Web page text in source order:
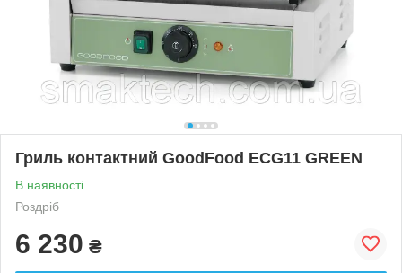
Гриль контактний GoodFood ECG11 GREEN
В наявності
Роздріб
6 230 ₴